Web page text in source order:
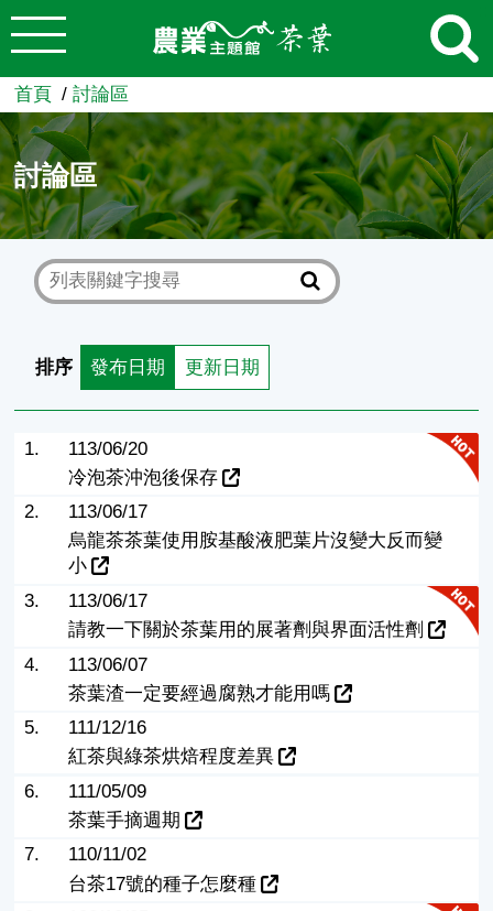
跳到主要內容
農業知識入口網
首頁 討論區
討論區
排序 發布日期 更新日期
1.
113/06/20
冷泡茶沖泡後保存
2.
113/06/17
烏龍茶茶葉使用胺基酸液肥葉片沒變大反而變
小
3.
113/06/17
請教一下關於茶葉用的展著劑與界面活性劑
4.
113/06/07
茶葉渣一定要經過腐熟才能用嗎
5.
111/12/16
紅茶與綠茶烘焙程度差異
6.
111/05/09
茶葉手摘週期
7.
110/11/02
台茶17號的種子怎麼種